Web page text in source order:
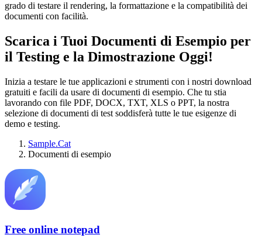
grado di testare il rendering, la formattazione e la compatibilità dei
documenti con facilità.
Scarica i Tuoi Documenti di Esempio per
il Testing e la Dimostrazione Oggi!
Inizia a testare le tue applicazioni e strumenti con i nostri download
gratuiti e facili da usare di documenti di esempio. Che tu stia
lavorando con file PDF, DOCX, TXT, XLS o PPT, la nostra
selezione di documenti di test soddisferà tutte le tue esigenze di
demo e testing.
Sample.Cat
Documenti di esempio
Free online notepad